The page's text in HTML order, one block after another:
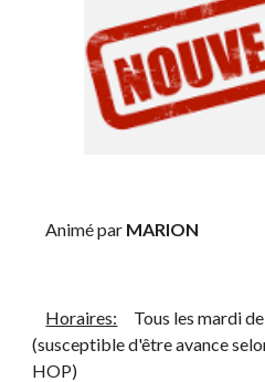
    Animé par
MARION
Horaires:
Tous les mardi
(susceptible d'être avance
HOP)